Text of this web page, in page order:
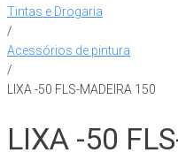
Tintas e Drogaria
/
Acessórios de pintura
/
LIXA -50 FLS-MADEIRA 150
LIXA -50